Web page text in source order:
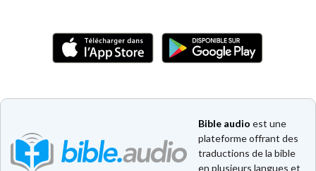
Bible audio est une
plateforme offrant des
traductions de la bible
en plusieurs langues et